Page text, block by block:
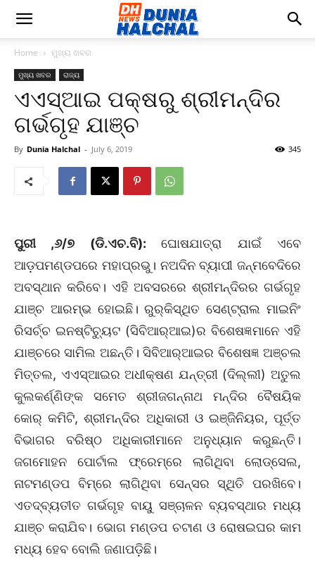
Home ମୁଖ୍ୟ ଖବର
ମୁଖ୍ୟ ଖବର ରାଜ୍ୟ
ଏଏସ୍‌ଆଇ ପକ୍ଷରୁ ଶ୍ରୀମନ୍ଦିର
ଗର୍ଭଗୃହ ଯାଞ୍ଚ
By Dunia Halchal - July 6, 2019 345
ପୁରୀ ,୬/୭ (ଡି.ଏଚ.ବି):ଘୋଷଯାତ୍ରା ଯାଇଁ ଏବେ
ଆଡ଼ପମଣ୍ଡପରେ ମହାପ୍ରଭୁ। ନଅଦିନ ବ୍ୟାପୀ ଜନ୍ମବେଦିରେ
ଅବସ୍ଥାନ କରିବେ। ଏହି ଅବସରରେ ଶ୍ରୀମନ୍ଦିରର ଗର୍ଭଗୃହ
ଯାଞ୍ଚ ଆରମ୍ଭ ହୋଇଛି। ରୁର୍‌କିସ୍ଥିତ ସେଣ୍ଟ୍ରାଲ ମାଇନିଂ
ରିସର୍ଚ୍ଚ ଇନଷ୍ଟିଚ୍ୟୁଟ (ସିବିଆର୍‌ଆଇ)ର ବିଶେଷଜ୍ଞମାନେ ଏହି
ଯାଞ୍ଚରେ ସାମିଲ ଅଛନ୍ତି। ସିବିଆର୍‌ଆଇର ବିଶେଷଜ୍ଞ ଅଞ୍ଚଲ
ମିତ୍ତଲ, ଏଏସ୍‌ଆଇର ଅଧୀକ୍ଷଣ ଯନ୍ତ୍ରୀ (ଦିଲ୍ଲୀ) ଅତୁଲ
କୁଲକର୍ଣ୍ଣିଙ୍କ ସମେତ ଶ୍ରୀଜଗନ୍ନାଥ ମନ୍ଦିର ବୈଷୟିକ
କୋର୍‌ କମିଟି, ଶ୍ରୀମନ୍ଦିର ଅଧିକାରୀ ଓ ଇଞ୍ଜିନିୟର, ପୂର୍ତ୍ତ
ବିଭାଗର ବରିଷ୍ଠ ଅଧିକାରୀମାନେ ଅନୁଧ୍ୟାନ କରୁଛନ୍ତି।
ଜଗମୋହନ ପୋର୍ଟାଲ ଫ୍ରେମ୍‌ରେ ଲାଗିଥିବା ଲୋଡ୍‌ସେଲ,
ନାଟମଣ୍ଡପ ବିମ୍‌ରେ ଲାଗିଥିବା ସେନ୍‌ସର ସ୍ଥିତି ପରଖିବେ।
ଏତଦ୍‌ବ୍ୟତୀତ ଗର୍ଭଗୃହ ବାୟୁ ସଞ୍ଚାଳନ ବ୍ୟବସ୍ଥାର ମଧ୍ୟ
ଯାଞ୍ଚ କରାଯିବ। ଭୋଗ ମଣ୍ଡପ ଚଟାଣ ଓ ରୋଷଇଘର କାମ
ମଧ୍ୟ ହେବ ବୋଲି ଜଣାପଡ଼ିଛି।